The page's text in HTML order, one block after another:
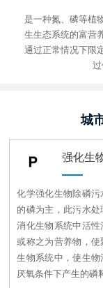
是一种氮、磷等植
生生态系统的富营
通过正常情况下限
过
城
强化生
化学强化生物除磷
的磷为主，此污水
消化生物系统中活
或称之为营养物，
生物系统中，使生
厌氧条件下产生的磷